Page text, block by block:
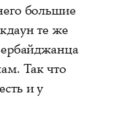
большие
те же
Так что
и у